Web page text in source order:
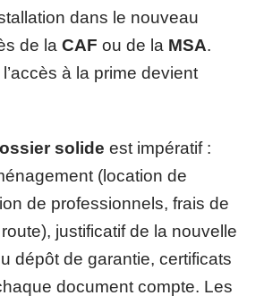
dans le nouveau
de la CAF ou de la MSA.
à la prime devient
solide est impératif :
(location de
de professionnels, frais de
justificatif de la nouvelle
dépôt de garantie, certificats
document compte. Les